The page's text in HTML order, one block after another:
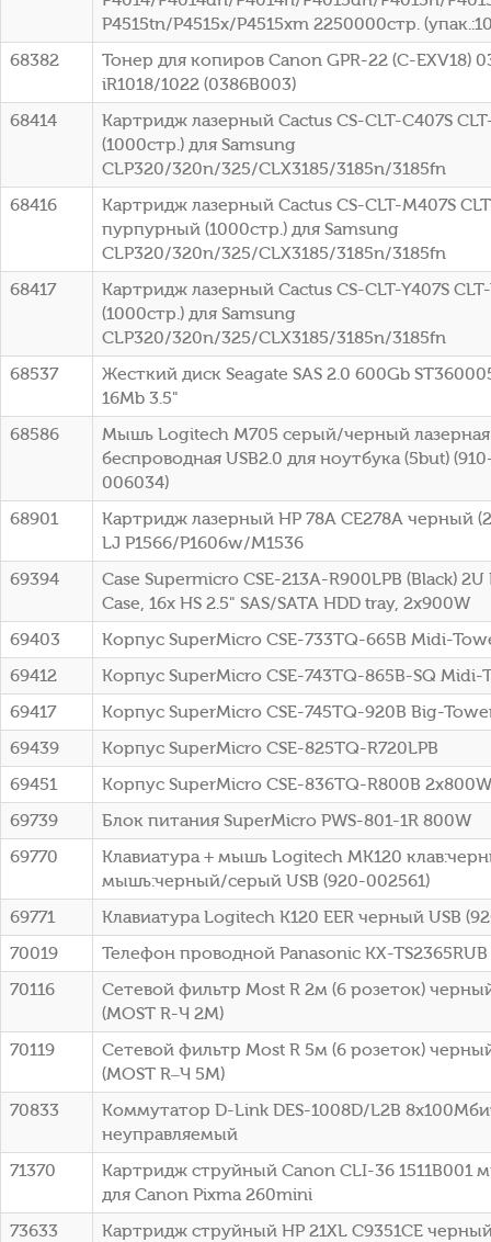
P4515tn/P4515x/P4515xm 2250000стр.
68382
Тонер для копиров Canon GPR-22 (C-EXV18)
iR1018/1022 (0386B003)
68414
Картридж лазерный Cactus CS-CLT-C407S
(1000стр.) для Samsung
CLP320/320n/325/CLX3185/3185n/3185fn
68416
Картридж лазерный Cactus CS-CLT-M407S
пурпурный (1000стр.) для Samsung
CLP320/320n/325/CLX3185/3185n/3185fn
68417
Картридж лазерный Cactus CS-CLT-Y407S
(1000стр.) для Samsung
CLP320/320n/325/CLX3185/3185n/3185fn
68537
Жесткий диск Seagate SAS 2.0 600Gb
16Mb 3.5"
68586
Мышь Logitech M705 серый/черный лазерная
беспроводная USB2.0 для ноутбука (5but)
006034)
68901
Картридж лазерный HP 78A CE278A черный
LJ P1566/P1606w/M1536
69394
Case Supermicro CSE-213A-R900LPB (Black)
Case, 16x HS 2.5" SAS/SATA HDD tray, 2x900W
69403
Корпус SuperMicro CSE-733TQ-665B Midi-
69412
Корпус SuperMicro CSE-743TQ-865B-SQ Midi-
69417
Корпус SuperMicro CSE-745TQ-920B Big-
69439
Корпус SuperMicro CSE-825TQ-R720LPB
69451
Корпус SuperMicro CSE-836TQ-R800B
69739
Блок питания SuperMicro PWS-801-1R 800W
69770
Клавиатура + мышь Logitech MK120
мышь:черный/серый USB (920-002561)
69771
Клавиатура Logitech K120 EER черный USB
70019
Телефон проводной Panasonic KX-
70116
Сетевой фильтр Most R 2м (6 розеток)
(МОSТ R-Ч 2М)
70119
Сетевой фильтр Most R 5м (6 розеток)
(МОSТ R–Ч 5М)
70833
Коммутатор D-Link DES-1008D/L2B
неуправляемый
71370
Картридж струйный Canon CLI-36 1511B001
для Canon Pixma 260mini
73633
Картридж струйный HP 21XL C9351CE